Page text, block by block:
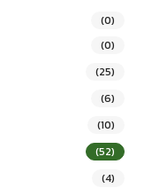
(0)
(0)
(25)
(6)
(10)
(52)
(4)